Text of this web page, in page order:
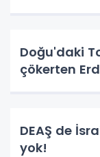
Doğu'daki
çökerten
DEAŞ de
yok!